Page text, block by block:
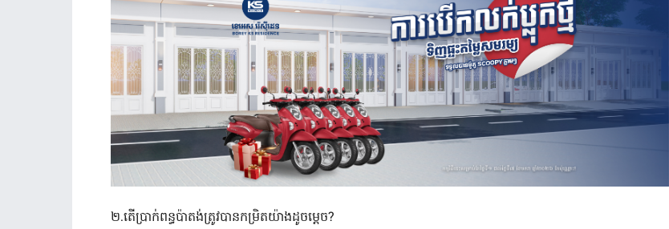
២.តើ​ប្រាក់​ពន្ធ​ប៉ាតង់​ត្រូវ​​បាន​កម្រិត​យ៉ាង​ដូចម្តេច​​​?